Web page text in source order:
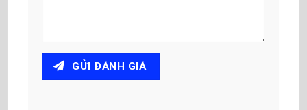
GỬI ĐÁNH GIÁ